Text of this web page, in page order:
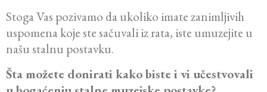
Stoga Vas pozivamo da ukoliko imate zanimljivih
uspomena koje ste sačuvali iz rata, iste umuzejite u
našu stalnu postavku.
Šta možete donirati kako biste i vi učestvovali